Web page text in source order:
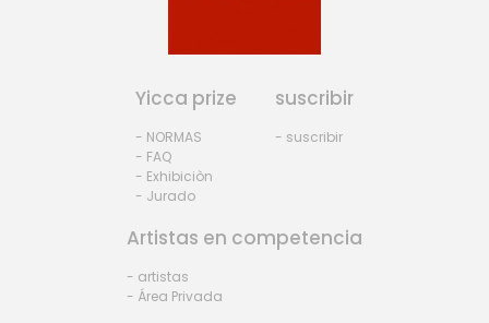
Yicca prize
- NORMAS
- FAQ
- Exhibiciòn
- Jurado
suscribir
- suscribir
Artistas en competencia
- artistas
- Área Privada